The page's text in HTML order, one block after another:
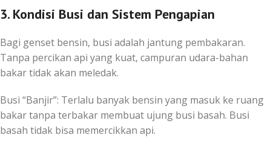
3. Kondisi Busi dan Sistem Pengapian
Bagi genset bensin, busi adalah jantung pembakaran.
Tanpa percikan api yang kuat, campuran udara-bahan
bakar tidak akan meledak.
Busi “Banjir”: Terlalu banyak bensin yang masuk ke ruang
bakar tanpa terbakar membuat ujung busi basah. Busi
basah tidak bisa memercikkan api.